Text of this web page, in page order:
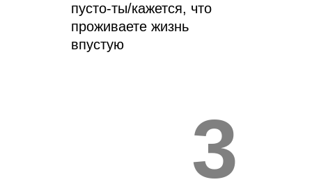
3
пусто-ты/кажется, что
проживаете жизнь
впустую